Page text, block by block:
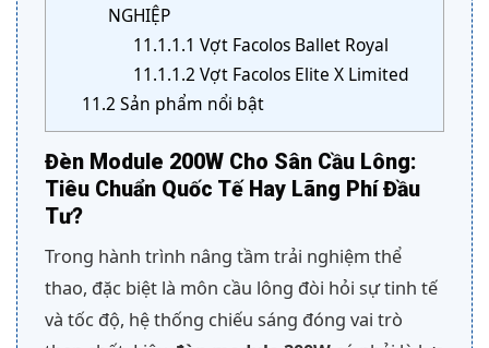
NGHIỆP
11.1.1.1 Vợt Facolos Ballet Royal
11.1.1.2 Vợt Facolos Elite X Limited
11.2 Sản phẩm nổi bật
Đèn Module 200W Cho Sân Cầu Lông:
Tiêu Chuẩn Quốc Tế Hay Lãng Phí Đầu
Tư?
Trong hành trình nâng tầm trải nghiệm thể
thao, đặc biệt là môn cầu lông đòi hỏi sự tinh tế
và tốc độ, hệ thống chiếu sáng đóng vai trò